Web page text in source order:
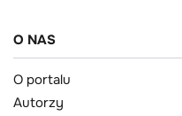
O NAS
O portalu
Autorzy